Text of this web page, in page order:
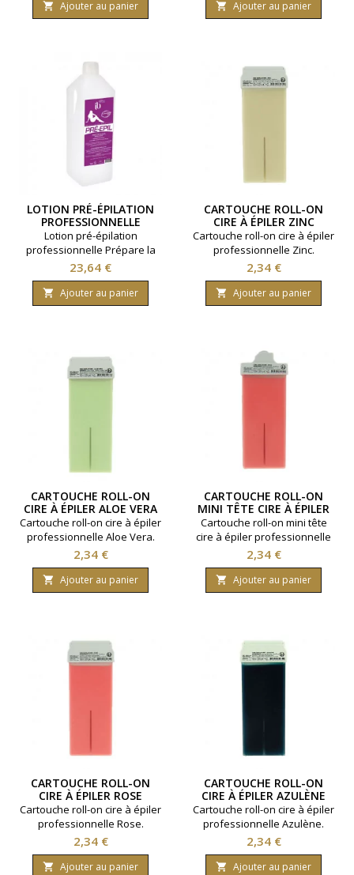
large standard
 Ajouter au panier  Ajouter au panier
LOTION PRÉ-ÉPILATION
PROFESSIONNELLE
1000ML
Lotion pré-épilation
professionnelle Prépare la
peau. Contenance 1000ml.
Prix
23,64 €
 Ajouter au panier
CARTOUCHE ROLL-ON
CIRE À ÉPILER ZINC
Cartouche roll-on cire à épiler
professionnelle Zinc.
Contenance 100ml. Pour poils
fins et zones très sensibles.
Prix
2,34 €
 Ajouter au panier
CARTOUCHE ROLL-ON
CIRE À ÉPILER ALOE VERA
Cartouche roll-on cire à épiler
professionnelle Aloe Vera.
Contenance 100ml.Pour
peaux sensibles.
Prix
2,34 €
 Ajouter au panier
CARTOUCHE ROLL-ON
MINI TÊTE CIRE À ÉPILER
ROSE
Cartouche roll-on mini tête
cire à épiler professionnelle
Rose. Contenance 100ml.Pour
peaux sensibles.
Prix
2,34 €
 Ajouter au panier
CARTOUCHE ROLL-ON
CIRE À ÉPILER ROSE
Cartouche roll-on cire à épiler
professionnelle Rose.
Contenance 100ml. Pour
peaux sensibles.
Prix
2,34 €
 Ajouter au panier
CARTOUCHE ROLL-ON
CIRE À ÉPILER AZULÈNE
Cartouche roll-on cire à épiler
professionnelle Azulène.
Contenance 100ml. Pour
peaux sensibles.
Prix
2,34 €
 Ajouter au panier